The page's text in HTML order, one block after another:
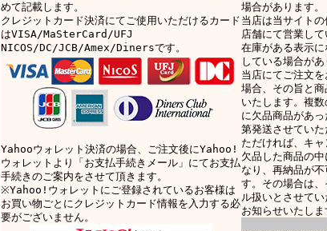
めて記載します。
クレジットカード決済にてご使用いただけるカード
はVISA/MaSterCard/UFJ
NICOS/DC/JCB/Amex/Dinersです。
Yahooウォレット決済の場合、ご注文後にYahoo!
ウォレットより「お支払手続きメール」にてお支払
手続きのご案内をさせて頂きます。
※Yahoo!ウォレットにご登録されているお客様は
お買い物ごとにクレジットカード情報を入力する必
要がございません。
場合があります。
当店は当サイト
店舗にて営業して
在庫がある表示
している場合があ
当店にてご注文
場合、その旨と
いたします。複
に欠品商品があ
第発送させてい
ただければ、キャ
欠品した商品の
なり、再納品が
す。その場合は
ル扱いとさせて
お知らせいたしま